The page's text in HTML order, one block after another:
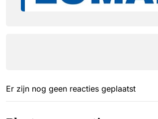
Er zijn nog geen reacties geplaatst